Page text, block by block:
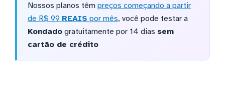
Nossos planos têm preços começando a partir
de R$ 99 REAIS por mês, você pode testar a
Kondadogratuitamente por 14 dias sem
cartão de crédito